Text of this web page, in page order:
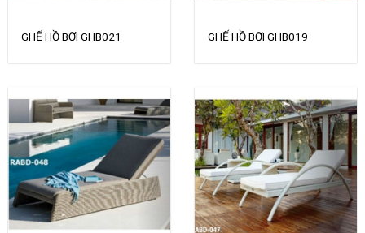
GHẾ HỒ BƠI GHB021 GHẾ HỒ BƠI GHB019